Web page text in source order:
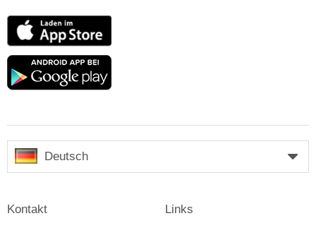
App
Store
Google
Deutsch
Kontakt Links